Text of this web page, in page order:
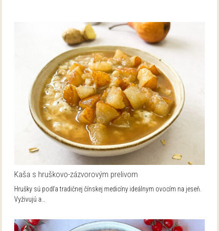
Kaša s hruškovo-zázvorovým prelivom
Hrušky sú podľa tradičnej čínskej medicíny ideálnym ovocím na jeseň.
Vyživujú a…